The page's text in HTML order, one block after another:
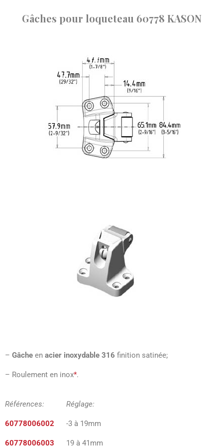
Gâches pour loqueteau 60778 KASON
– Gâche en acier inoxydable 316 finition satinée;
– Roulement en inox*.
Références: Réglage:
60778006002 -3 à 19mm
60778006003 19 à 41mm